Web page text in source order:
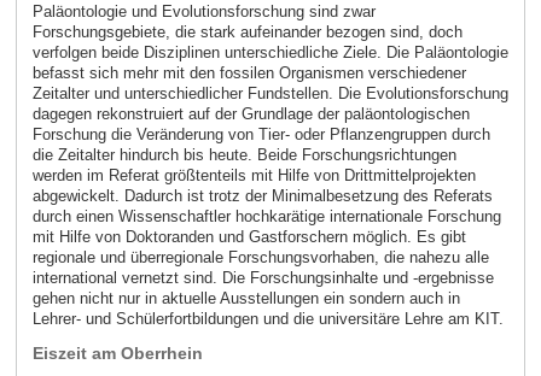
Paläontologie und Evolutionsforschung sind zwar
Forschungsgebiete, die stark aufeinander bezogen sind, doch
verfolgen beide Disziplinen unterschiedliche Ziele. Die Paläontologie
befasst sich mehr mit den fossilen Organismen verschiedener
Zeitalter und unterschiedlicher Fundstellen. Die Evolutionsforschung
dagegen rekonstruiert auf der Grundlage der paläontologischen
Forschung die Veränderung von Tier- oder Pflanzengruppen durch
die Zeitalter hindurch bis heute. Beide Forschungsrichtungen
werden im Referat größtenteils mit Hilfe von Drittmittelprojekten
abgewickelt. Dadurch ist trotz der Minimalbesetzung des Referats
durch einen Wissenschaftler hochkarätige internationale Forschung
mit Hilfe von Doktoranden und Gastforschern möglich. Es gibt
regionale und überregionale Forschungsvorhaben, die nahezu alle
international vernetzt sind. Die Forschungsinhalte und -ergebnisse
gehen nicht nur in aktuelle Ausstellungen ein sondern auch in
Lehrer- und Schülerfortbildungen und die universitäre Lehre am KIT.
Eiszeit am Oberrhein